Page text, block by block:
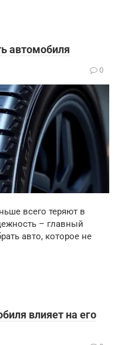
автомобиля
0
всего теряют в
– главный
авто, которое не
влияет на его